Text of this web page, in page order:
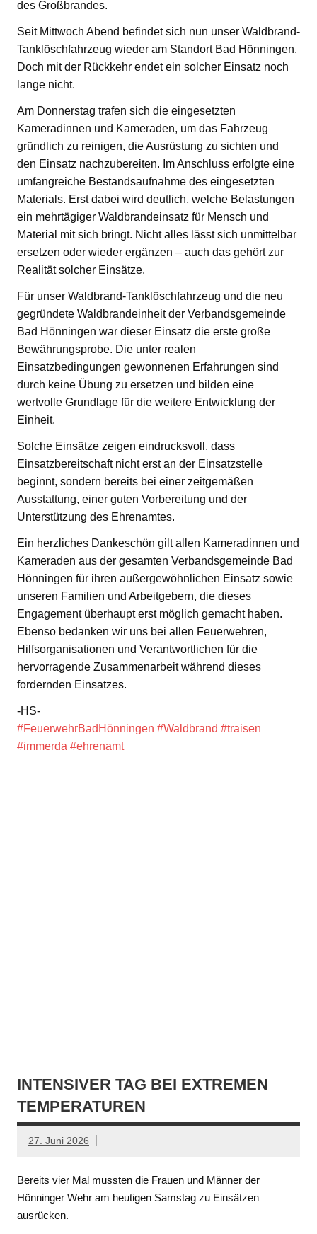
des Großbrandes.
Seit Mittwoch Abend befindet sich nun unser Waldbrand-
Tanklöschfahrzeug wieder am Standort Bad Hönningen.
Doch mit der Rückkehr endet ein solcher Einsatz noch
lange nicht.
Am Donnerstag trafen sich die eingesetzten
Kameradinnen und Kameraden, um das Fahrzeug
gründlich zu reinigen, die Ausrüstung zu sichten und
den Einsatz nachzubereiten. Im Anschluss erfolgte eine
umfangreiche Bestandsaufnahme des eingesetzten
Materials. Erst dabei wird deutlich, welche Belastungen
ein mehrtägiger Waldbrandeinsatz für Mensch und
Material mit sich bringt. Nicht alles lässt sich unmittelbar
ersetzen oder wieder ergänzen – auch das gehört zur
Realität solcher Einsätze.
Für unser Waldbrand-Tanklöschfahrzeug und die neu
gegründete Waldbrandeinheit der Verbandsgemeinde
Bad Hönningen war dieser Einsatz die erste große
Bewährungsprobe. Die unter realen
Einsatzbedingungen gewonnenen Erfahrungen sind
durch keine Übung zu ersetzen und bilden eine
wertvolle Grundlage für die weitere Entwicklung der
Einheit.
Solche Einsätze zeigen eindrucksvoll, dass
Einsatzbereitschaft nicht erst an der Einsatzstelle
beginnt, sondern bereits bei einer zeitgemäßen
Ausstattung, einer guten Vorbereitung und der
Unterstützung des Ehrenamtes.
Ein herzliches Dankeschön gilt allen Kameradinnen und
Kameraden aus der gesamten Verbandsgemeinde Bad
Hönningen für ihren außergewöhnlichen Einsatz sowie
unseren Familien und Arbeitgebern, die dieses
Engagement überhaupt erst möglich gemacht haben.
Ebenso bedanken wir uns bei allen Feuerwehren,
Hilfsorganisationen und Verantwortlichen für die
hervorragende Zusammenarbeit während dieses
fordernden Einsatzes.
-HS-
#FeuerwehrBadHönningen #Waldbrand #traisen
#immerda #ehrenamt
INTENSIVER TAG BEI EXTREMEN
TEMPERATUREN
27. Juni 2026
Bereits vier Mal mussten die Frauen und Männer der
Hönninger Wehr am heutigen Samstag zu Einsätzen
ausrücken.